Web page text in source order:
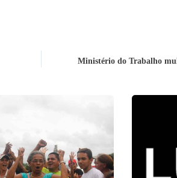
Ministério do Trabalho